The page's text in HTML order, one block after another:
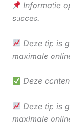
Informatie
succes.
Deze tip is
maximale
Deze
Deze tip is
maximale